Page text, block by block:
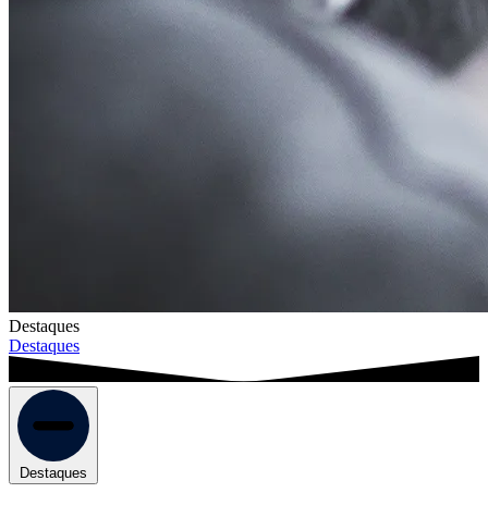
Destaques
Destaques
Destaques